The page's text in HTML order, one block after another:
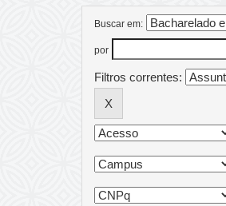
Buscar em:
por
Filtros correntes: